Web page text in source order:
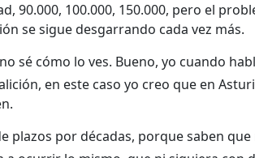
90.000, 100.000, 150.000, pero el
se sigue desgarrando cada vez más.
sé cómo lo ves. Bueno, yo cuando
en este caso yo creo que en
plazos por décadas, porque saben